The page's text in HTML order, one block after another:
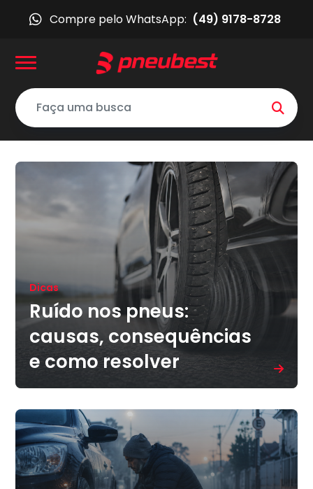
Compre pelo WhatsApp: (49) 9178-8728
Dicas
Ruído nos pneus:
causas, consequências
e como resolver